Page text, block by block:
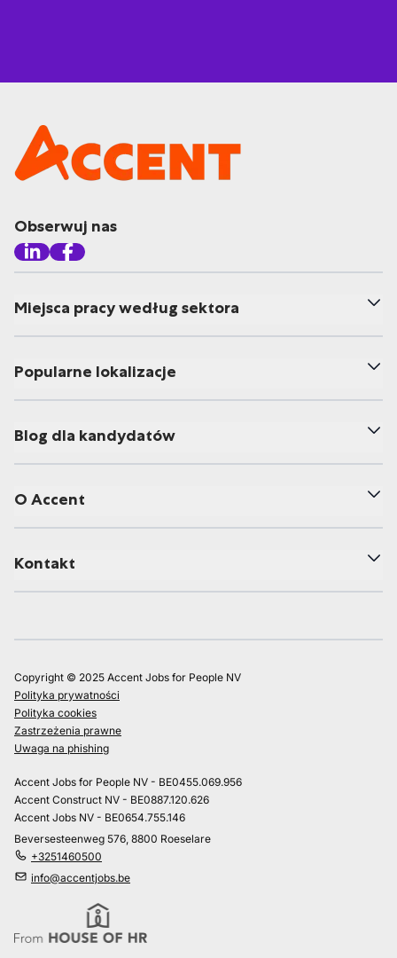
Obserwuj nas
Miejsca pracy według sektora
Popularne lokalizacje
Blog dla kandydatów
O Accent
Kontakt
Copyright © 2025 Accent Jobs for People NV
Polityka prywatności
Polityka cookies
Zastrzeżenia prawne
Uwaga na phishing
Accent Jobs for People NV - BE0455.069.956
Accent Construct NV - BE0887.120.626
Accent Jobs NV - BE0654.755.146
Beversesteenweg 576, 8800 Roeselare
+3251460500
info@accentjobs.be